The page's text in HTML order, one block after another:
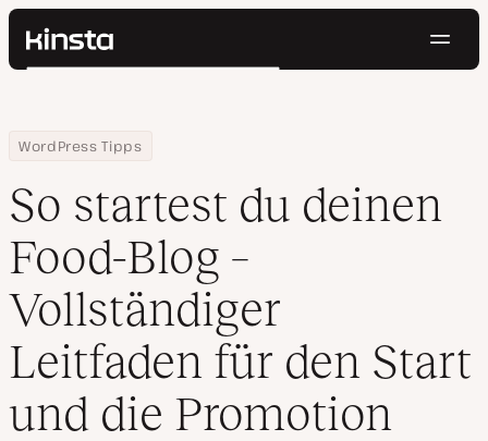
Kinsta®
Preise
Kontakt
Suchen
Home
Ressourcen Center
WordPress Tipps
So startest du deinen Food-Blog – Vollständiger Leitfaden für
So startest du deinen
Food-Blog –
Vollständiger
Leitfaden für den Start
und die Promotion